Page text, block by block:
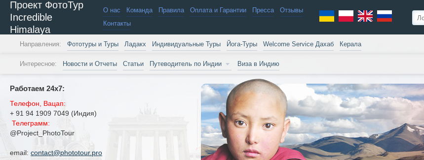
Проект ФотоТур
Incredible
Himalaya
О нас Команда Правила Оплата и Гарантии Пресса
Отзывы
Контакты
Направления: Фототуры и Туры Ладакх Индивидуальные Туры Йога-Туры Welcome Service Дахаб Керала
Интересное: Новости и Отчеты Статьи Путеводитель по Индии Виза в Индию
Работаем 24х7:
Телефон, Вацап:
+ 91 94 1909 7049 (Индия)
Телеграмм:
@Project_PhotoTour
email: contact@phototour.pro